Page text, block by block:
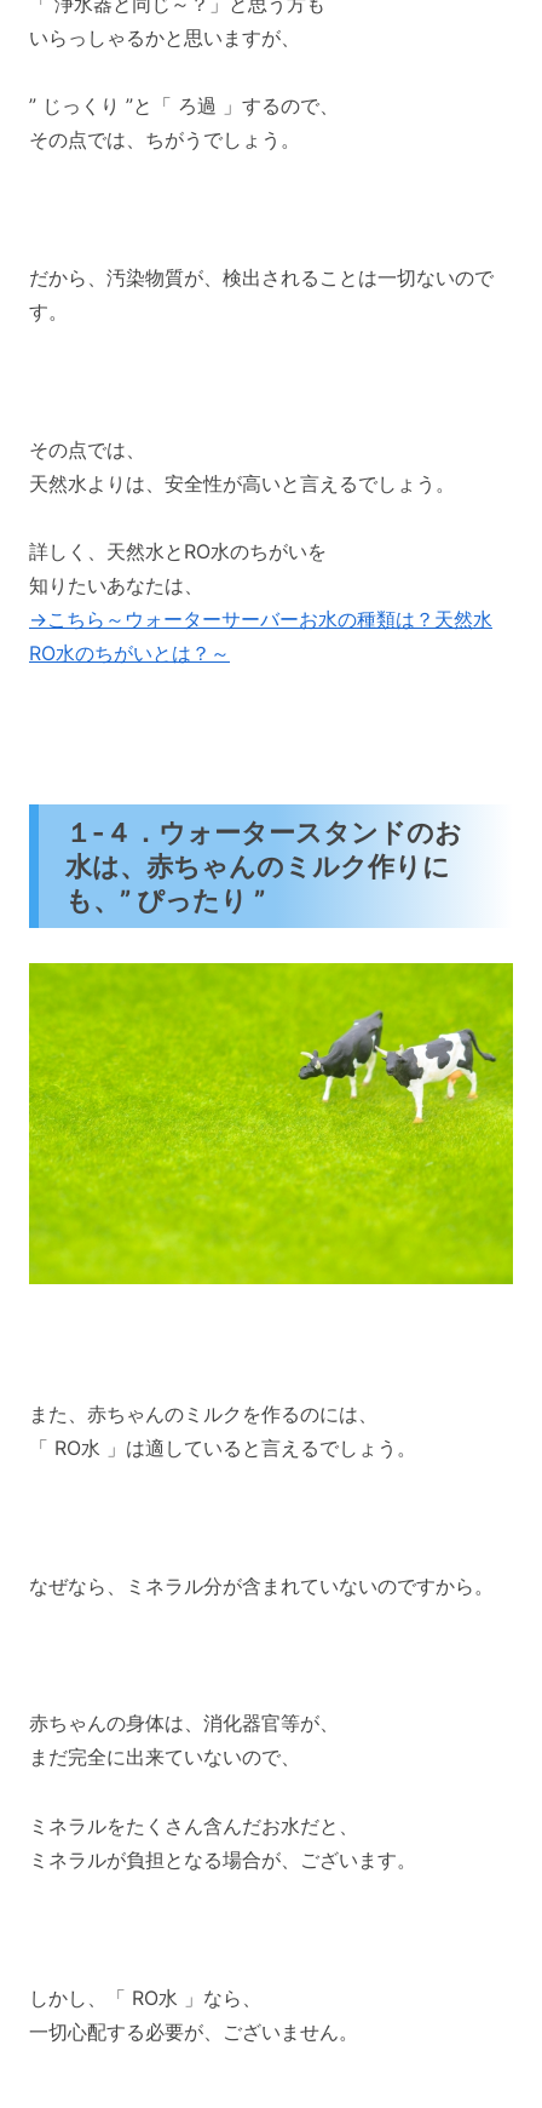
いらっしゃるかと思いますが、
” じっくり ”と「 ろ過 」するので、
その点では、ちがうでしょう。
だから、汚染物質が、検出されることは一切ないので
す。
その点では、
天然水よりは、安全性が高いと言えるでしょう。
詳しく、天然水とRO水のちがいを
知りたいあなたは、
→こちら～ウォーターサーバーお水の種類は？天然水
RO水のちがいとは？～
１-４．ウォータースタンドのお
水は、赤ちゃんのミルク作りに
も、” ぴったり ”
また、赤ちゃんのミルクを作るのには、
「 RO水 」は適していると言えるでしょう。
なぜなら、ミネラル分が含まれていないのですから。
赤ちゃんの身体は、消化器官等が、
まだ完全に出来ていないので、
ミネラルをたくさん含んだお水だと、
ミネラルが負担となる場合が、ございます。
しかし、「 RO水 」なら、
一切心配する必要が、ございません。